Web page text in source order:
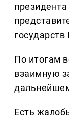
По итогам
взаимную
Есть